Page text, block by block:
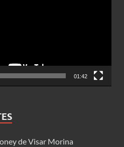
01:42
de Visar Morina